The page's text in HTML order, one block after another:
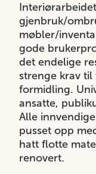
gjenbruk/
møbler/
gode
det endelige
strenge krav til
formidling.
ansatte,
Alle
pusset opp
hatt flotte
renovert.